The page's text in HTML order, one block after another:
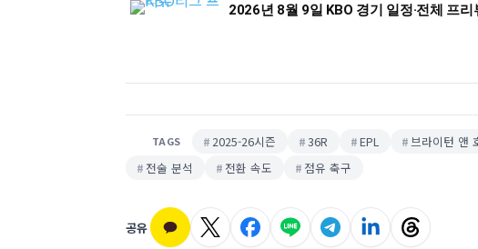
2026년 8월 9일 KBO 경기 일정·전체 프
TAGS 2025-26시즌 36R EPL 브라이턴 앤
전술 분석
전환 속도 점유 축구
공유